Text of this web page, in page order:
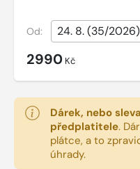
Od:
2990 Kč
Dárek, nebo
předplatitele.
plátce, a to
úhrady.